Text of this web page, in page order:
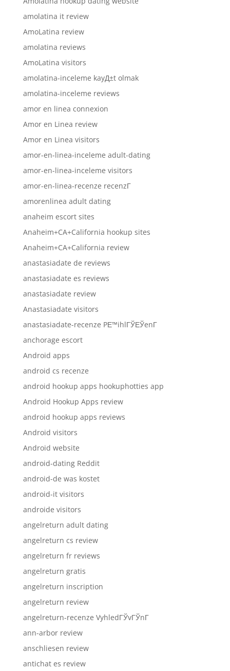
amolatina it review
AmoLatina review
amolatina reviews
AmoLatina visitors
amolatina-inceleme kayД±t olmak
amolatina-inceleme reviews
amor en linea connexion
Amor en Linea review
Amor en Linea visitors
amor-en-linea-inceleme adult-dating
amor-en-linea-inceleme visitors
amor-en-linea-recenze recenzГ­
amorenlinea adult dating
anaheim escort sites
Anaheim+CA+California hookup sites
Anaheim+CA+California review
anastasiadate de reviews
anastasiadate es reviews
anastasiadate review
Anastasiadate visitors
anastasiadate-recenze PЕ™ihlГЎЕЎenГ­
anchorage escort
Android apps
android cs recenze
android hookup apps hookuphotties app
Android Hookup Apps review
android hookup apps reviews
Android visitors
Android website
android-dating Reddit
android-de was kostet
android-it visitors
androide visitors
angelreturn adult dating
angelreturn cs review
angelreturn fr reviews
angelreturn gratis
angelreturn inscription
angelreturn review
angelreturn-recenze VyhledГЎvГЎnГ­
ann-arbor review
anschliesen review
antichat es review